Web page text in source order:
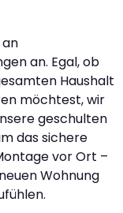
an. Egal, ob
Haushalt
möchtest, wir
geschulten
das sichere
vor Ort –
Wohnung